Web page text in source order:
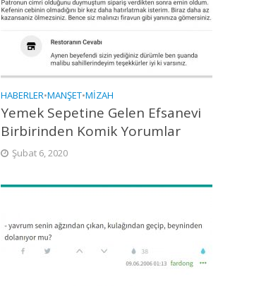
HABERLER•MANŞET•MIZAH
Yemek Sepetine Gelen Efsanevi
Birbirinden Komik Yorumlar
Şubat 6, 2020